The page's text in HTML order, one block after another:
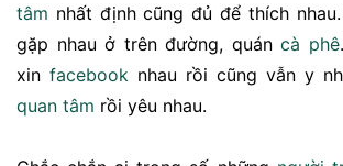
tâm nhất định cũng đủ để thích
gặp nhau ở trên đường, quán cà phê
xin facebook nhau rồi cũng vẫn y
quan tâm rồi yêu nhau.